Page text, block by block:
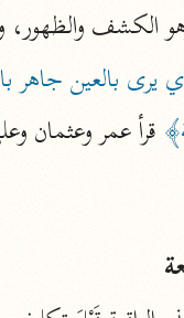
لغة وبلاغة
الكشف والظهور،
يرى بالعين جاهر
قرأ عمر وعثمان